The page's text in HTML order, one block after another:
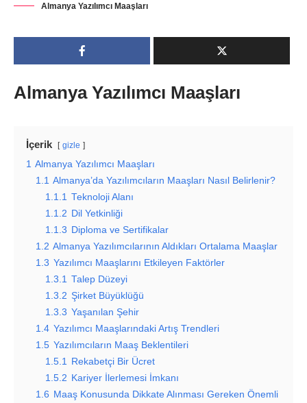
Almanya Yazılımcı Maaşları
Almanya Yazılımcı Maaşları
İçerik gizle
1 Almanya Yazılımcı Maaşları
1.1 Almanya’da Yazılımcıların Maaşları Nasıl Belirlenir?
1.1.1 Teknoloji Alanı
1.1.2 Dil Yetkinliği
1.1.3 Diploma ve Sertifikalar
1.2 Almanya Yazılımcılarının Aldıkları Ortalama Maaşlar
1.3 Yazılımcı Maaşlarını Etkileyen Faktörler
1.3.1 Talep Düzeyi
1.3.2 Şirket Büyüklüğü
1.3.3 Yaşanılan Şehir
1.4 Yazılımcı Maaşlarındaki Artış Trendleri
1.5 Yazılımcıların Maaş Beklentileri
1.5.1
Rekabetçi Bir Ücret
1.5.2 Kariyer İlerlemesi İmkanı
1.6 Maaş Konusunda Dikkate Alınması Gereken Önemli